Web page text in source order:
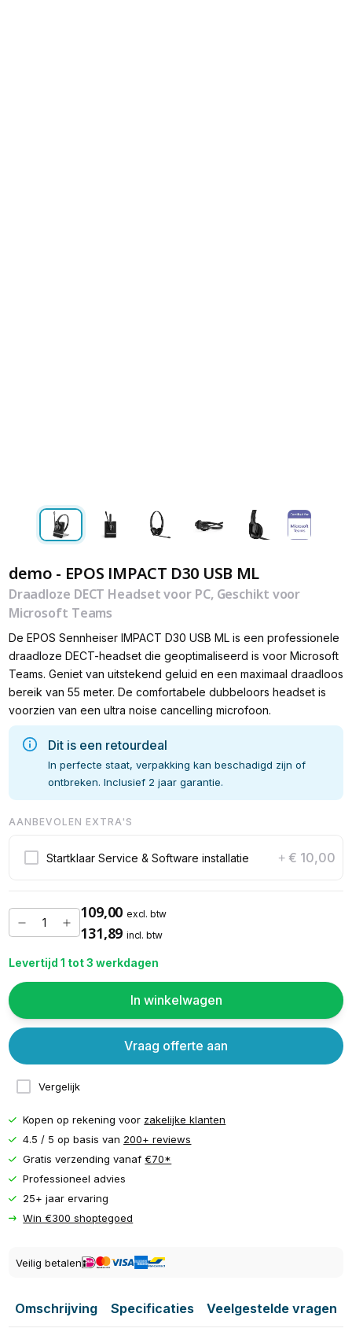
demo - EPOS IMPACT D30 USB ML
Draadloze DECT Headset voor PC, Geschikt voor
Microsoft Teams
De EPOS Sennheiser IMPACT D30 USB ML is een professionele
draadloze DECT-headset die geoptimaliseerd is voor Microsoft
Teams. Geniet van uitstekend geluid en een maximaal draadloos
bereik van 55 meter. De comfortabele dubbeloors headset is
voorzien van een ultra noise cancelling microfoon.
Dit is een retourdeal
In perfecte staat, verpakking kan beschadigd zijn of
ontbreken. Inclusief 2 jaar garantie.
AANBEVOLEN EXTRA'S
Startklaar Service & Software installatie + € 10,00
109,00 excl. btw
131,89 incl. btw
Levertijd 1 tot 3 werkdagen
In winkelwagen
Vergelijk
Vraag offerte aan
Kopen op rekening voor zakelijke klanten
4.5 / 5 op basis van 200+ reviews
Gratis verzending vanaf€70*
Professioneel advies
25+ jaar ervaring
Win €300 shoptegoed
Veilig betalen
Omschrijving Specificaties Veelgestelde vragen